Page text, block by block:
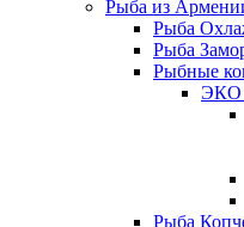
Рыба из
Рыба
Рыба
Рыбные
ЭКО
Рыба